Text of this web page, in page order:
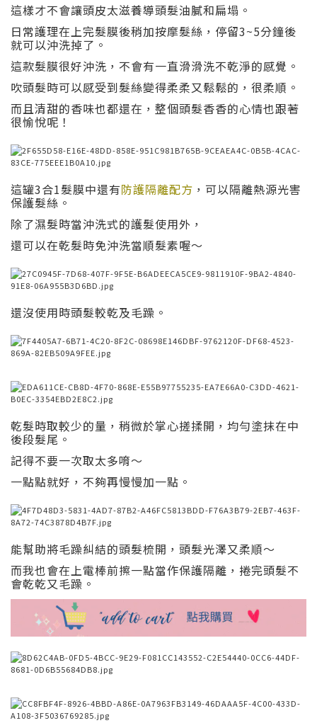
這樣才不會讓頭皮太滋養導頭髮油膩和扁塌。
日常護理在上完髮膜後稍加按摩髮絲，停留3~5分鐘後
就可以沖洗掉了。
這款髮膜很好沖洗，不會有一直滑滑洗不乾淨的感覺。
吹頭髮時可以感受到髮絲變得柔柔又鬆鬆的，很柔順。
而且清甜的香味也都還在，整個頭髮香香的心情也跟著
很愉悅呢！
這罐3合1髮膜中還有防護隔離配方 ，可以隔離熱源光害
保護髮絲。
除了濕髮時當沖洗式的護髮使用外，
還可以在乾髮時免沖洗當順髮素喔～
還沒使用時頭髮較乾及毛躁。
乾髮時取較少的量，稍微於掌心搓揉開，均勻塗抹在中
後段髮尾。
記得不要一次取太多唷～
一點點就好，不夠再慢慢加一點。
能幫助將毛躁糾結的頭髮梳開，頭髮光澤又柔順～
而我也會在上電棒前擦一點當作保護隔離，捲完頭髮不
會乾乾又毛躁。